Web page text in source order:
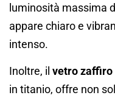
luminosità massima
appare chiaro e
intenso.
Inoltre, il vetro zaffiro
in titanio, offre non